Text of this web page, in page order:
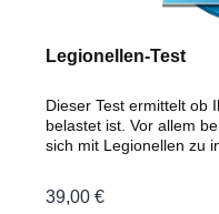
Legionellen-Test
Dieser Test ermittelt ob
belastet ist. Vor allem
sich mit Legionellen zu
39,00 €